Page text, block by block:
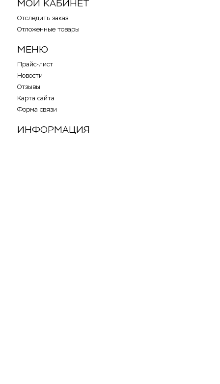
МОЙ КАБИНЕТ
Отследить заказ
Отложенные товары
МЕНЮ
Прайс-лист
Новости
Отзывы
Карта сайта
Форма связи
ИНФОРМАЦИЯ